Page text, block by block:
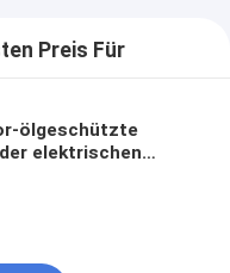
Preis Für
ölgeschützte
elektrischen